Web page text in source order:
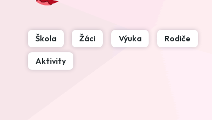
Škola Žáci Výuka Rodiče
Aktivity